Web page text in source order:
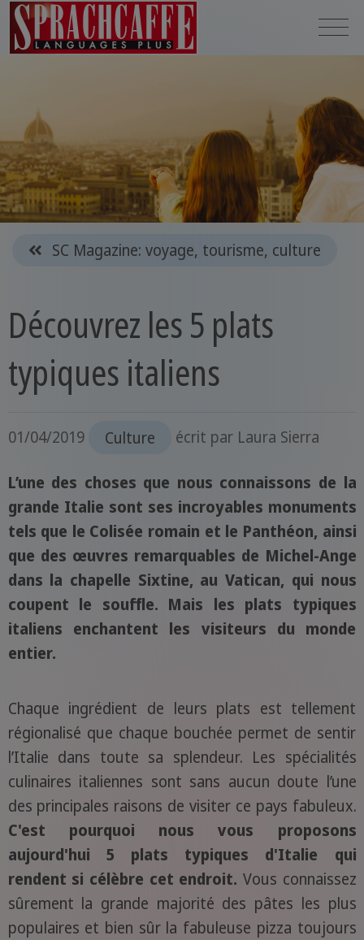
SC Magazine: voyage, tourisme, culture
Découvrez les 5 plats
typiques italiens
01/04/2019 Culture écrit par Laura Sierra
L’une des choses que nous connaissons de la
grande Italie sont ses incroyables monuments
tels que le Colisée romain et le Panthéon, ainsi
que des œuvres remarquables de Michel-Ange
dans la chapelle Sixtine, au Vatican, qui nous
coupent le souffle. Mais les plats typiques
italiens enchantent les visiteurs du monde
entier.
Chaque ingrédient de leurs plats est tellement
régionalisé que chaque bouchée permet de sentir
l’Italie dans toute sa splendeur. Les spécialités
culinaires italiennes sont sans aucun doute l’une
des principales raisons de visiter ce pays fabuleux.
C'est pourquoi nous vous proposons
aujourd'hui 5 plats typiques d'Italie qui
rendent si célèbre cet endroit. Vous connaissez
sûrement la grande majorité des pâtes les plus
populaires et bien sûr la fabuleuse pizza toujours